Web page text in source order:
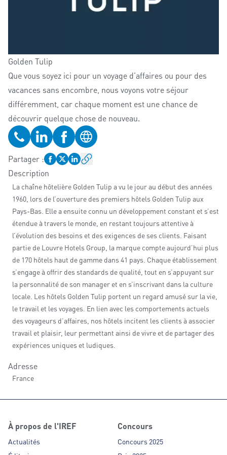
Golden Tulip
Que vous soyez ici pour un voyage d’affaires ou pour des
vacances sans encombre, nous voyons votre séjour
différemment, car chaque moment est une chance de
découvrir quelque chose de nouveau.
TéléphoneProfil LinkedIn
Profil Facebook
Site web
Partager :
Description
La chaîne hôtelière Golden Tulip a vu le jour au début des années
1960, lors de l’ouverture des premiers hôtels Golden Tulip aux
Pays-Bas. Elle a ensuite connu un développement constant et s’est
étendue à travers le monde, en restant toujours attentive à
l’évolution des besoins et des exigences de ses clients. Faisant
partie de Louvre Hotels Group, la marque compte aujourd’hui plus
de 170 hôtels haut de gamme dans 41 pays. Chaque établissement
s’engage à offrir des standards de qualité, tout en s’appuyant sur
la personnalité de son manager et en s’inscrivant dans la culture
locale. Les hôtels Golden Tulip portent un regard amusé sur la vie,
le travail et les voyages. En lien avec les comportements actuels
des voyageurs d’affaires, nos hôtels incitent les clients à associer
travail et plaisir, leur permettant ainsi de vivre et de partager des
expériences uniques et ludiques.
Adresse
France
À propos de l'IREF
Actualités
Concours
Concours 2025